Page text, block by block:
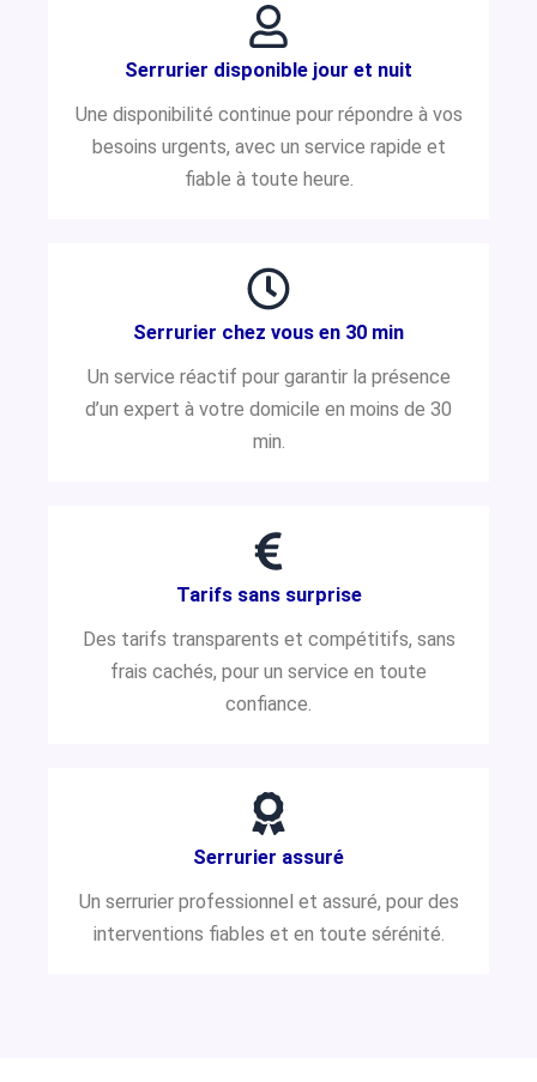
Serrurier disponible jour et nuit
Une disponibilité continue pour répondre à vos
besoins urgents, avec un service rapide et
fiable à toute heure.
Serrurier chez vous en 30 min
Un service réactif pour garantir la présence
d’un expert à votre domicile en moins de 30
min.
Tarifs sans surprise
Des tarifs transparents et compétitifs, sans
frais cachés, pour un service en toute
confiance.
Serrurier assuré
Un serrurier professionnel et assuré, pour des
interventions fiables et en toute sérénité.